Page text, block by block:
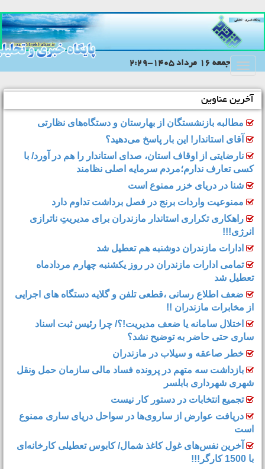
Toggle
جمعه 16 مرداد 1405-2:29
آخرین عناوین
مطالبه بازنشستگان از بهارستان و دستگاه‌های نظارتی
آقای استاندار! این بار پاسخ می‌دهید؟
نارضایتی از اوقاف استان، صدای استاندار را هم در آورد/ با
کسی تعارف ندارم؛مردم سرمایه اصلی نظامند
شنا در دریای خزر ممنوع است
ممنوعیت واردات برنج در فصل برداشت تداوم دارد
راهکاری تکراری استاندار مازندران برای مدیریتِ ناترازی
انرژی!!!
ادارات مازندران دوشنبه هم تعطیل شد
تمامی ادارات مازندران در روز یکشنبه چهارم مردادماه
تعطیل شد
ضعف اطلاع رسانی ،قطعی تلفن و گلایه دستگاه های اجرایی
از مخابرات مازندران !!
اختلال سامانه یا ضعف مدیریت!؟/ چرا رئیس ثبت اسناد
ساری حتی حاضر به توضیح نشد؟
خطر صاعقه و سیلاب در مازندران
بازداشت سه متهم در پرونده فساد مالی سازمان حمل‌ ونقل
شهری شهرداری بابلسر
تجمیع انتخابات در دستور کار نیست
دریافت عوارض از ساروی‌ها در سواحل دریای ساری ممنوع
است
آخرین نفس‌های غول کاغذ شمال‌/ ‌کابوس تعطیلی کارخانه‌ای